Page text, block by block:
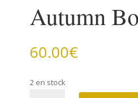
Autumn
60.00€
2 en stock